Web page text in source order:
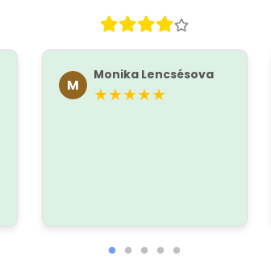
M
Monika Lencsésova
★★★★★